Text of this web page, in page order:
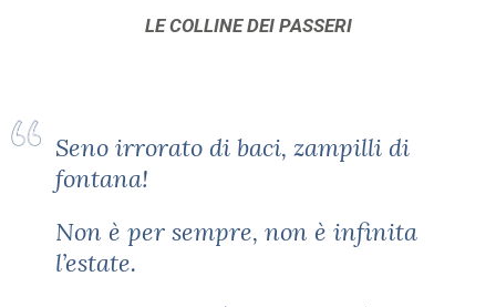
LE COLLINE DEI PASSERI
Seno irrorato di baci, zampilli di
fontana!
Non è per sempre, non è infinita
l’estate.